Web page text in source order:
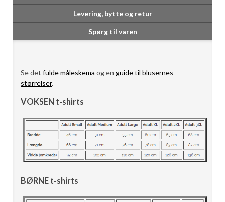
Levering, bytte og retur
Spørg til varen
Se detfulde måleskema og enguide til blusernes
størrelser.
VOKSEN t-shirts
BØRNE t-shirts